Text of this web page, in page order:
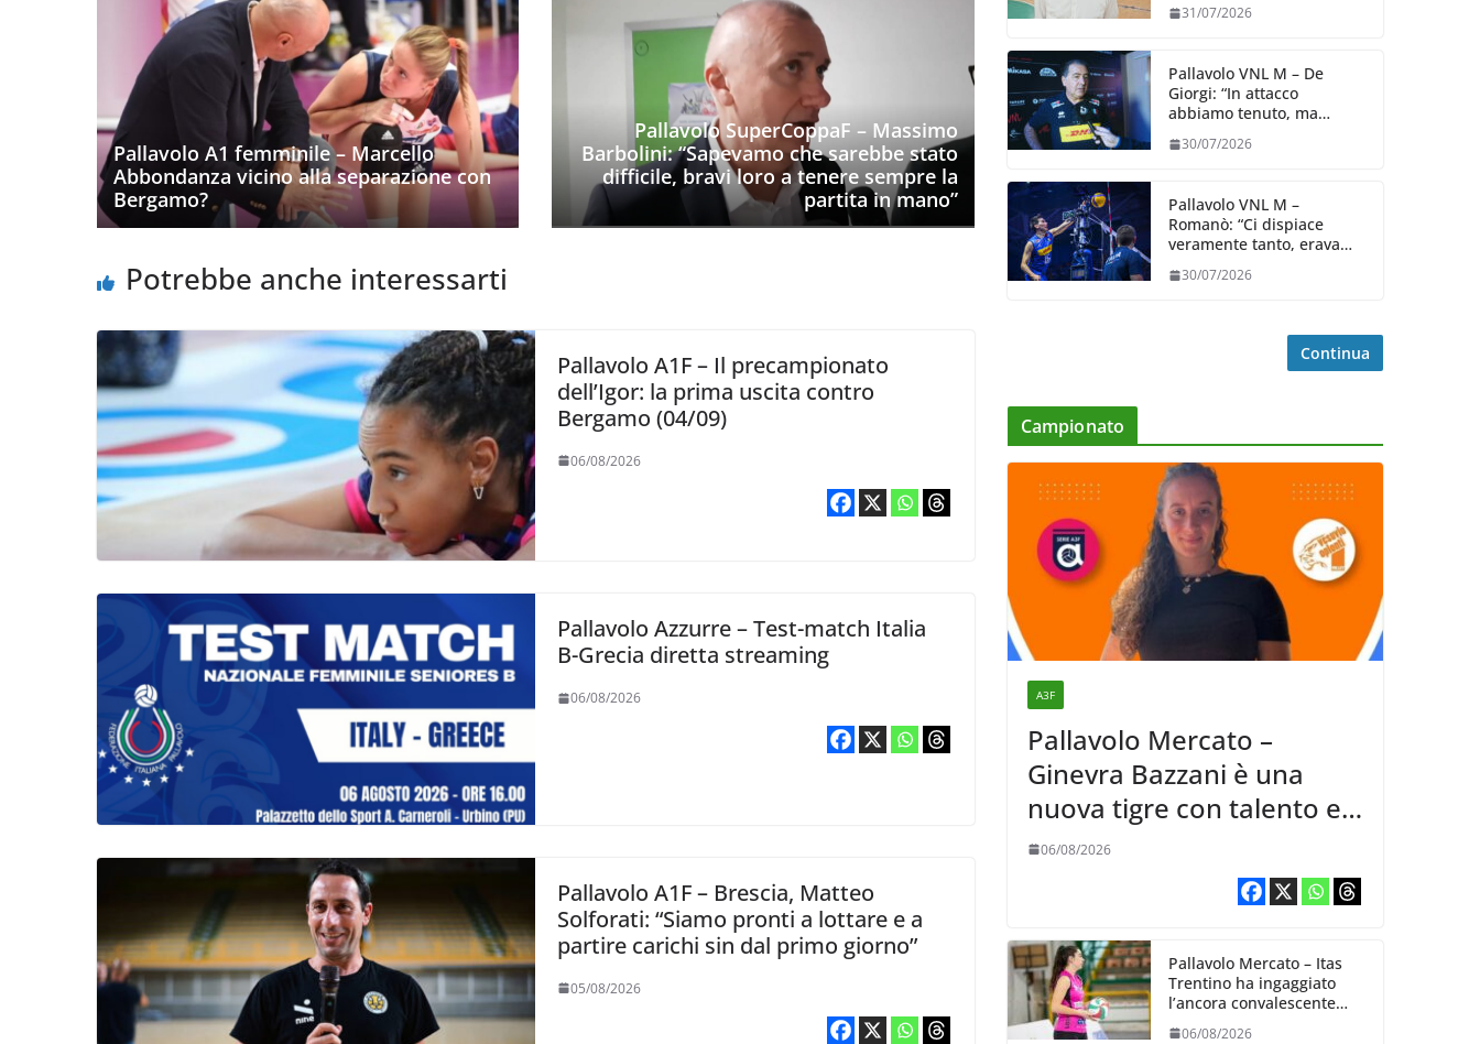
Pallavolo A1 femminile – Marcello
Abbondanza vicino alla separazione con
Bergamo?
Pallavolo SuperCoppaF – Massimo
Barbolini: “Sapevamo che sarebbe stato
difficile, bravi loro a tenere sempre la
partita in mano”
Potrebbe anche interessarti
Pallavolo A1F – Il precampionato
dell’Igor: la prima uscita contro
Bergamo (04/09)
06/08/2026
Pallavolo Azzurre – Test-match Italia
B-Grecia diretta streaming
06/08/2026
Pallavolo A1F – Brescia, Matteo
Solforati: “Siamo pronti a lottare e a
partire carichi sin dal primo giorno”
05/08/2026
31/07/2026
Pallavolo VNL M – De
Giorgi: “In attacco
abbiamo tenuto, ma
dalla prestazione in
30/07/2026
Pallavolo VNL M –
Romanò: “Ci dispiace
veramente tanto, eravamo
impareremo”
30/07/2026
Continua
Campionato
A3F
Pallavolo Mercato –
Ginevra Bazzani è una
nuova tigre con talento ed
entusiasmo
06/08/2026
Pallavolo Mercato – Itas
Trentino ha ingaggiato
l’ancora convalescente
Alexandra Ravarini
06/08/2026